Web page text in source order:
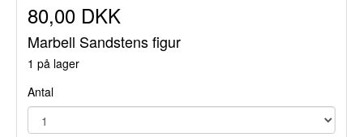
80,00 DKK
Marbell Sandstens figur
1 på lager
Antal